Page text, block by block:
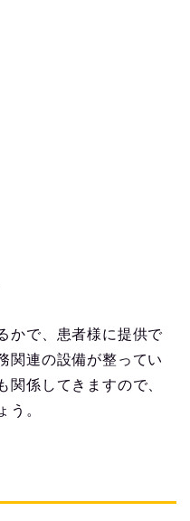
かで、患者様に提供で
関連の設備が整ってい
関係してきますので、
う。